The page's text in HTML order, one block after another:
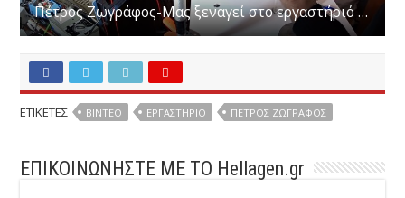
Πέτρος Ζωγράφος-Μας ξεναγεί στο εργαστήριό του (ΜΕΡΟΣ Δ)
ΕΤΙΚΕΤΕΣ ΒΙΝΤΕΟ ΕΡΓΑΣΤΉΡΙΟ ΠΈΤΡΟΣ ΖΩΓΡΆΦΟΣ
ΕΠΙΚΟΙΝΩΝΗΣΤΕ ΜΕ ΤΟ Hellagen.gr